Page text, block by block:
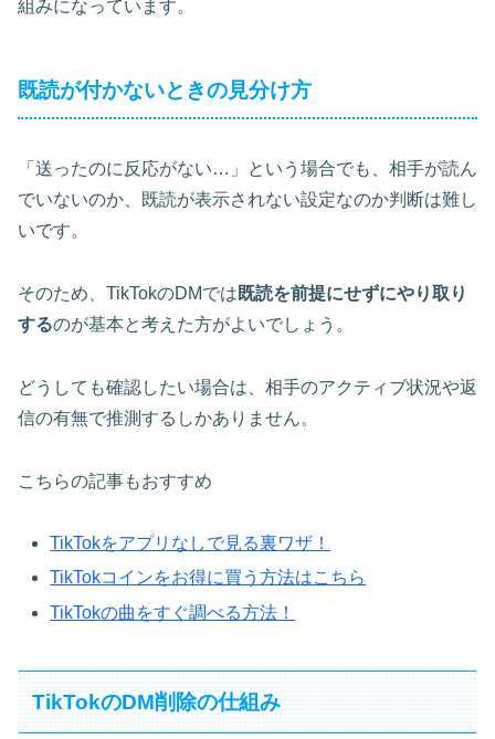
組みになっています。
既読が付かないときの見分け方
「送ったのに反応がない…」という場合でも、相手が読ん
でいないのか、既読が表示されない設定なのか判断は難し
いです。
そのため、TikTokのDMでは 既読を前提にせずにやり取り
するのが基本と考えた方がよいでしょう。
どうしても確認したい場合は、相手のアクティブ状況や返
信の有無で推測するしかありません。
こちらの記事もおすすめ
TikTokをアプリなしで見る裏ワザ！
TikTokコインをお得に買う方法はこちら
TikTokの曲をすぐ調べる方法！
TikTokのDM削除の仕組み